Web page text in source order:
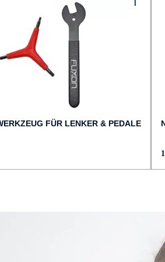
:
FÜR LENKER & PEDALE